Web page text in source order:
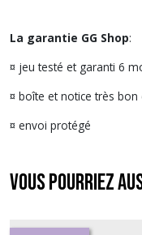
La garantie GG Shop:
¤ jeu testé et garanti 6
¤ boîte et notice très bon
¤ envoi protégé
Vous pourriez